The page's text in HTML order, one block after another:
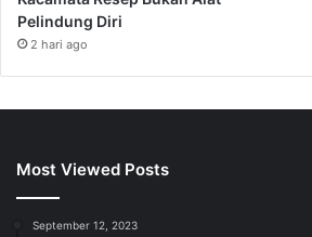
Pelindung Diri
2 hari ago
Most Viewed Posts
September 12, 2023